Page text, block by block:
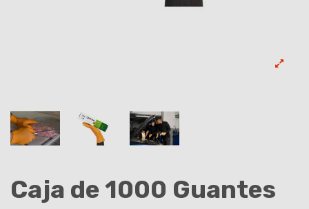
Caja de 1000 Guantes